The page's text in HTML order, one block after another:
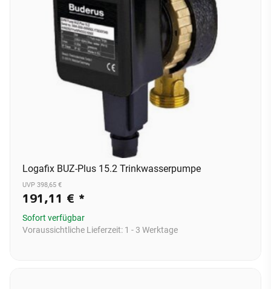
Logafix BUZ-Plus 15.2 Trinkwasserpumpe
UVP 398,65 €
191,11 € *
Sofort verfügbar
Voraussichtliche Lieferzeit: 1 - 3 Werktage